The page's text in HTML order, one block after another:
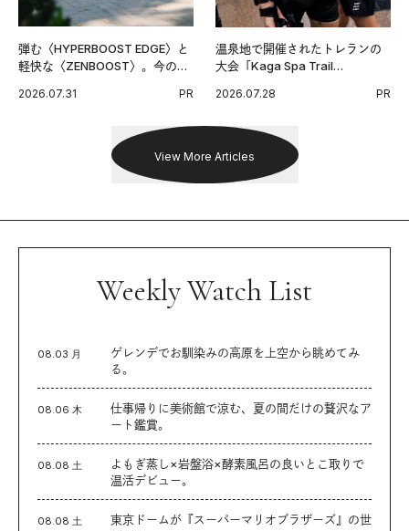
弾む〈HYPERBOOST EDGE〉と
軽快な〈ZENBOOST〉。今の時
出した新機軸。
2026.07.31 PR
温泉地で開催されたトレランの
大会「Kaga Spa Trail
戦を夢見るランナーたちの奮闘
2026.07.28 PR
View More Articles
Weekly Watch List
08.03 月
ゲレンデでお馴染みの高原を上空から眺めてみ
る。
08.06 木
仕事帰りに美術館で涼む、夏の間だけの贅沢なア
ート鑑賞。
08.08 土
よもぎ蒸し×岩盤浴×酵素風呂の良いとこ取りで
温活デビュー。
08.08 土
東京ドームが『スーパーマリオブラザーズ』の世